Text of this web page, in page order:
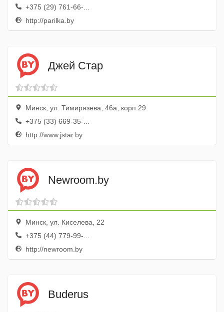
+375 (29) 761-66-...
http://parilka.by
Джей Стар
Минск, ул. Тимирязева, 46а, корп.29
+375 (33) 669-35-...
http://www.jstar.by
Newroom.by
Минск, ул. Киселева, 22
+375 (44) 779-99-...
http://newroom.by
Buderus